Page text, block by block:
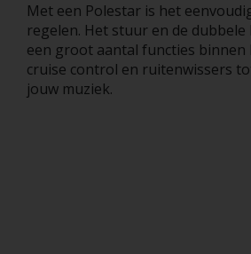
Met een Polestar is het
regelen. Het stuur en de
een groot aantal functies binnen
cruise control en ruitenwissers
jouw muziek.